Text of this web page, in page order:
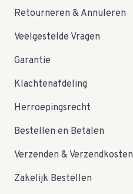
Retourneren & Annuleren
Veelgestelde Vragen
Garantie
Klachtenafdeling
Herroepingsrecht
Bestellen en Betalen
Verzenden & Verzendkosten
Zakelijk Bestellen